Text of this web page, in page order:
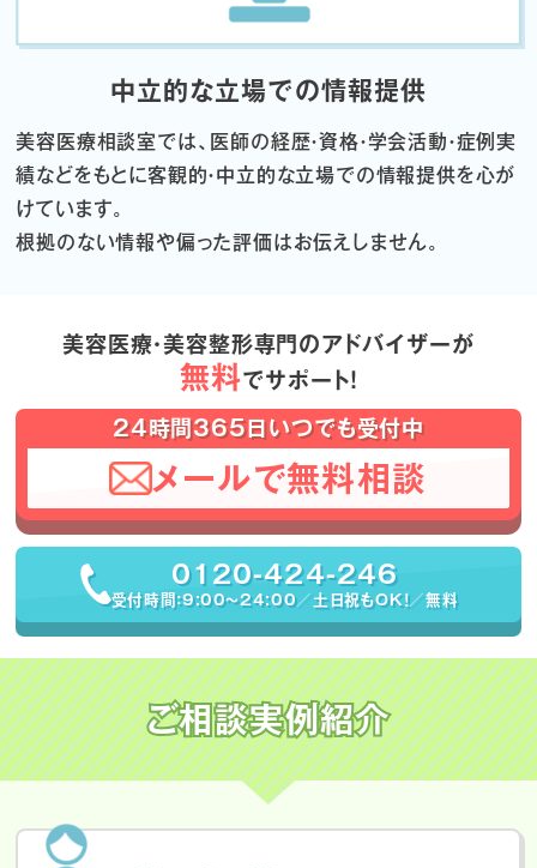
中立的な立場での情報提供
美容医療相談室では、医師の経歴・資格・学会活動・症例実
績などをもとに客観的・中立的な立場での情報提供を心が
けています。
根拠のない情報や偏った評価はお伝えしません。
美容医療・美容整形専門のアドバイザーが
無料でサポート！
24時間365日いつでも受付中
メールで無料相談
0120-424-246
受付時間：9:00〜24:00／土日祝もOK！／無料
ご相談実例紹介